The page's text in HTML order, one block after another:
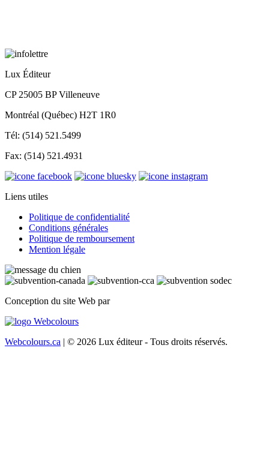
Lux Éditeur
CP 25005 BP Villeneuve
Montréal (Québec) H2T 1R0
Tél: (514) 521.5499
Fax: (514) 521.4931
Liens utiles
Politique de confidentialité
Conditions générales
Politique de remboursement
Mention légale
Conception du site Web par
Webcolours.ca | © 2026 Lux éditeur - Tous droits réservés.